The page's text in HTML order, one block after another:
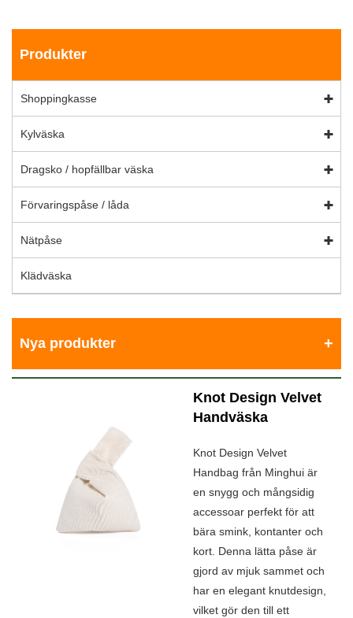
Produkter
Shoppingkasse
Kylväska
Dragsko / hopfällbar väska
Förvaringspåse / låda
Nätpåse
Klädväska
Nya produkter
Knot Design Velvet
Handväska
Knot Design Velvet
Handbag från Minghui är
en snygg och mångsidig
accessoar perfekt för att
bära smink, kontanter och
kort. Denna lätta påse är
gjord av mjuk sammet och
har en elegant knutdesign,
vilket gör den till ett